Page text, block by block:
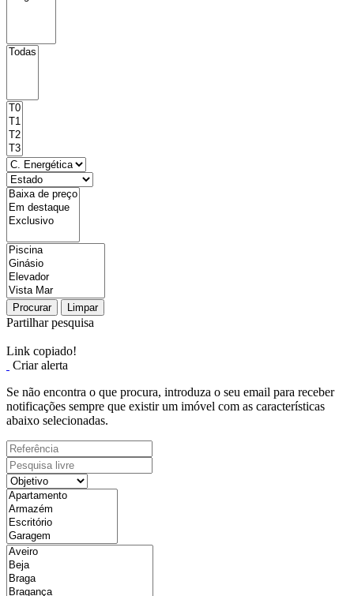
Procurar Limpar
Partilhar pesquisa
Link copiado!
Criar alerta
Se não encontra o que procura, introduza o seu email para receber
notificações sempre que existir um imóvel com as características
abaixo selecionadas.